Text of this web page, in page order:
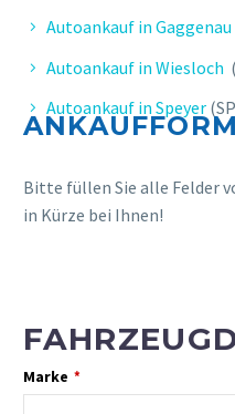
Autoankauf in Gaggenau
Autoankauf in Wiesloch
Autoankauf in Speyer
Bitte füllen Sie alle Felder
in Kürze bei Ihnen!
Marke *